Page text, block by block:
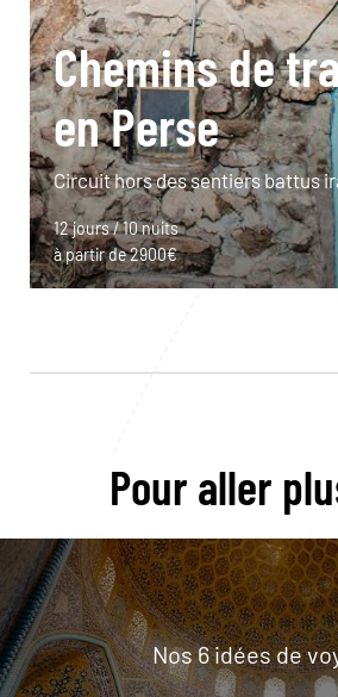
Chemins de
en Perse
Circuit hors des sentiers battus
12 jours / 10 nuits
à partir de 2900€
Pour aller
Nos 6 idées de